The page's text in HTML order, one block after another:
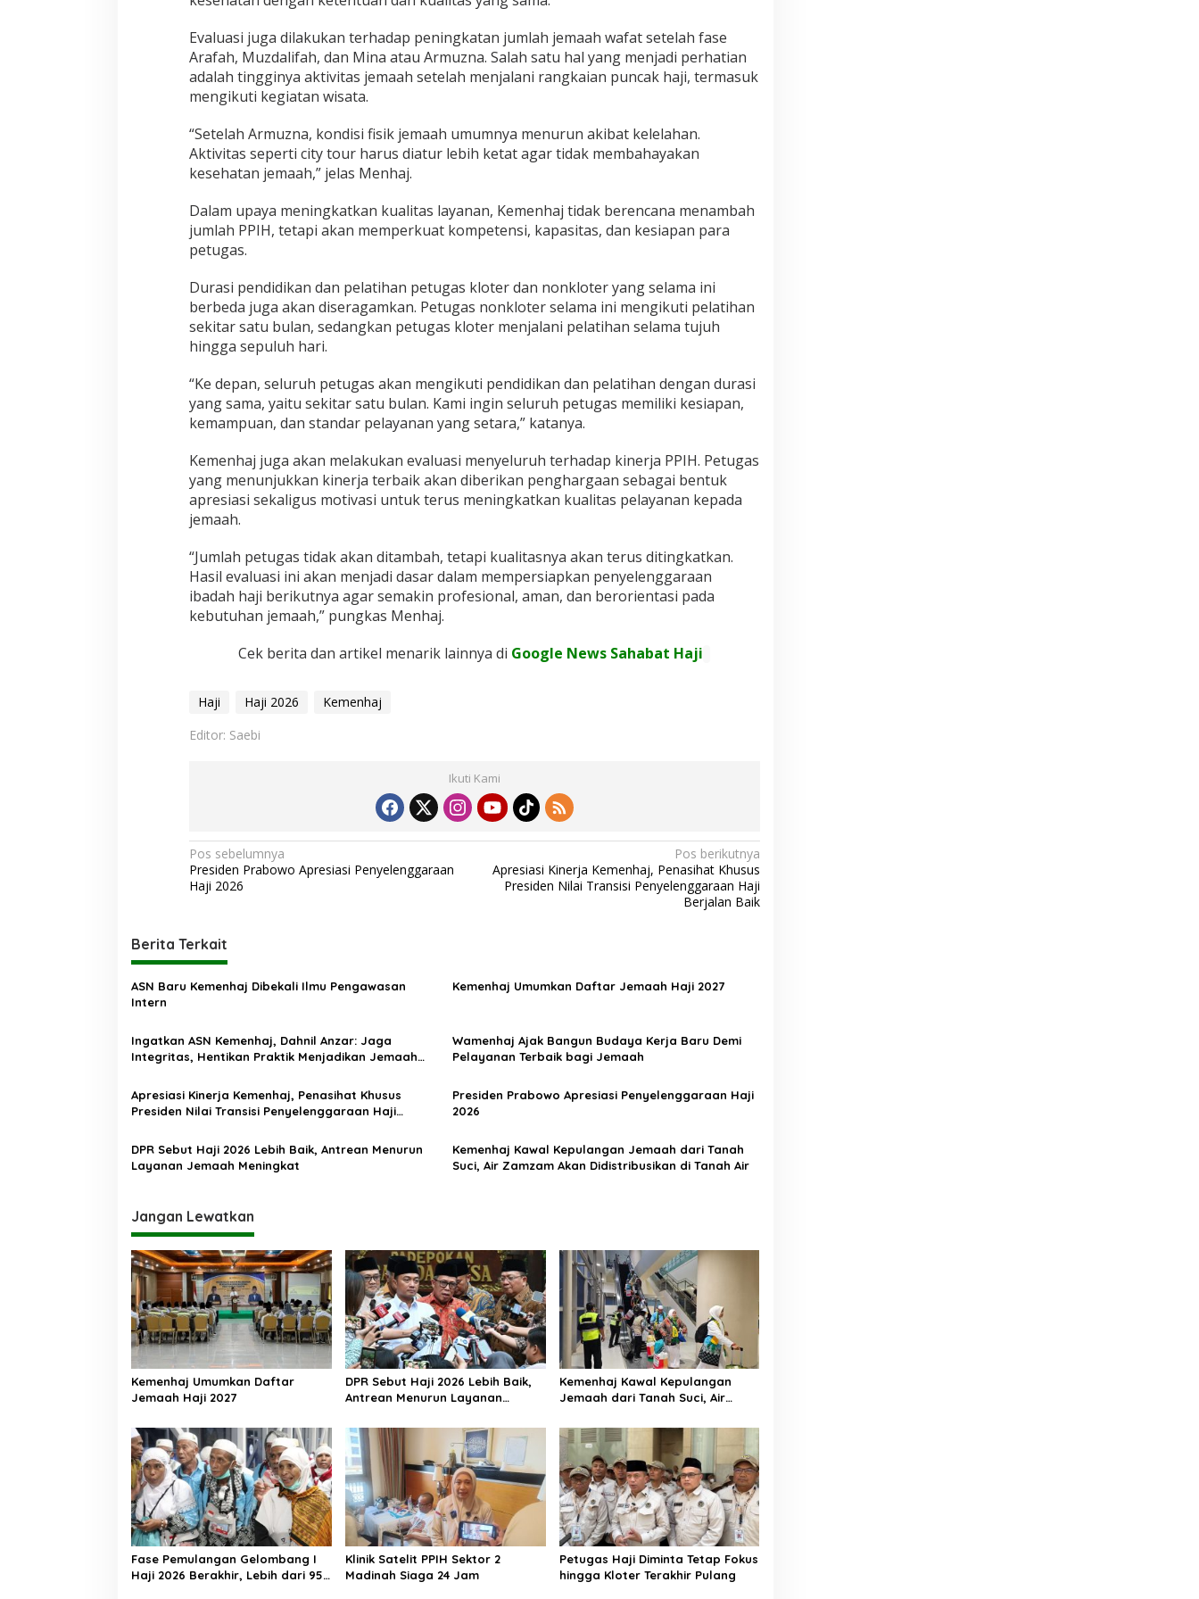
Evaluasi juga dilakukan terhadap peningkatan jumlah jemaah wafat setelah fase
Arafah, Muzdalifah, dan Mina atau Armuzna. Salah satu hal yang menjadi perhatian
adalah tingginya aktivitas jemaah setelah menjalani rangkaian puncak haji, termasuk
mengikuti kegiatan wisata.
“Setelah Armuzna, kondisi fisik jemaah umumnya menurun akibat kelelahan.
Aktivitas seperti city tour harus diatur lebih ketat agar tidak membahayakan
kesehatan jemaah,” jelas Menhaj.
Dalam upaya meningkatkan kualitas layanan, Kemenhaj tidak berencana menambah
jumlah PPIH, tetapi akan memperkuat kompetensi, kapasitas, dan kesiapan para
petugas.
Durasi pendidikan dan pelatihan petugas kloter dan nonkloter yang selama ini
berbeda juga akan diseragamkan. Petugas nonkloter selama ini mengikuti pelatihan
sekitar satu bulan, sedangkan petugas kloter menjalani pelatihan selama tujuh
hingga sepuluh hari.
“Ke depan, seluruh petugas akan mengikuti pendidikan dan pelatihan dengan durasi
yang sama, yaitu sekitar satu bulan. Kami ingin seluruh petugas memiliki kesiapan,
kemampuan, dan standar pelayanan yang setara,” katanya.
Kemenhaj juga akan melakukan evaluasi menyeluruh terhadap kinerja PPIH. Petugas
yang menunjukkan kinerja terbaik akan diberikan penghargaan sebagai bentuk
apresiasi sekaligus motivasi untuk terus meningkatkan kualitas pelayanan kepada
jemaah.
“Jumlah petugas tidak akan ditambah, tetapi kualitasnya akan terus ditingkatkan.
Hasil evaluasi ini akan menjadi dasar dalam mempersiapkan penyelenggaraan
ibadah haji berikutnya agar semakin profesional, aman, dan berorientasi pada
kebutuhan jemaah,” pungkas Menhaj.
Cek berita dan artikel menarik lainnya di Google News Sahabat Haji
Haji Haji 2026
Kemenhaj
Editor: Saebi
Ikuti Kami
N
a
g
a
i
p
s
Pos sebelumnya
Presiden Prabowo Apresiasi Penyelenggaraan
Haji 2026
Pos berikutnya
Apresiasi Kinerja Kemenhaj, Penasihat Khusus
Presiden Nilai Transisi Penyelenggaraan Haji
Berjalan Baik
Berita Terkait
ASN Baru Kemenhaj Dibekali Ilmu Pengawasan
Intern
Kemenhaj Umumkan Daftar Jemaah Haji 2027
Ingatkan ASN Kemenhaj, Dahnil Anzar: Jaga
Integritas, Hentikan Praktik Menjadikan Jemaah
Wamenhaj Ajak Bangun Budaya Kerja Baru Demi
Pelayanan Terbaik bagi Jemaah
Apresiasi Kinerja Kemenhaj, Penasihat Khusus
Presiden Nilai Transisi Penyelenggaraan Haji
Presiden Prabowo Apresiasi Penyelenggaraan Haji
2026
DPR Sebut Haji 2026 Lebih Baik, Antrean Menurun
Layanan Jemaah Meningkat
Kemenhaj Kawal Kepulangan Jemaah dari Tanah
Suci, Air Zamzam Akan Didistribusikan di Tanah Air
Jangan Lewatkan
Kemenhaj Umumkan Daftar
Jemaah Haji 2027
DPR Sebut Haji 2026 Lebih Baik,
Antrean Menurun Layanan
Kemenhaj Kawal Kepulangan
Jemaah dari Tanah Suci, Air
Tanah Air
Fase Pemulangan Gelombang I
Haji 2026 Berakhir, Lebih dari 95
Klinik Satelit PPIH Sektor 2
Madinah Siaga 24 Jam
Petugas Haji Diminta Tetap Fokus
hingga Kloter Terakhir Pulang